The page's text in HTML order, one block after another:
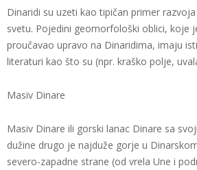
Dinaridi su uzeti kao tipičan primer
svetu. Pojedini geomorfološki oblici, koje
proučavao upravo na Dinaridima, imaju
literaturi kao što su (npr. kraško polje,
Masiv Dinare
Masiv Dinare ili gorski lanac Dinare sa
dužine drugo je najduže gorje u
severo-zapadne strane (od vrela Une i